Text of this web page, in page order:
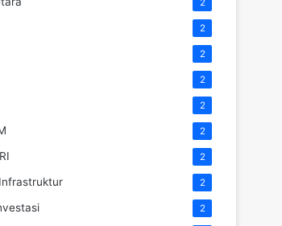
2
2
2
2
2
2
2
2
2